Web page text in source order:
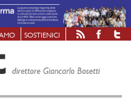
SOSTIENICI